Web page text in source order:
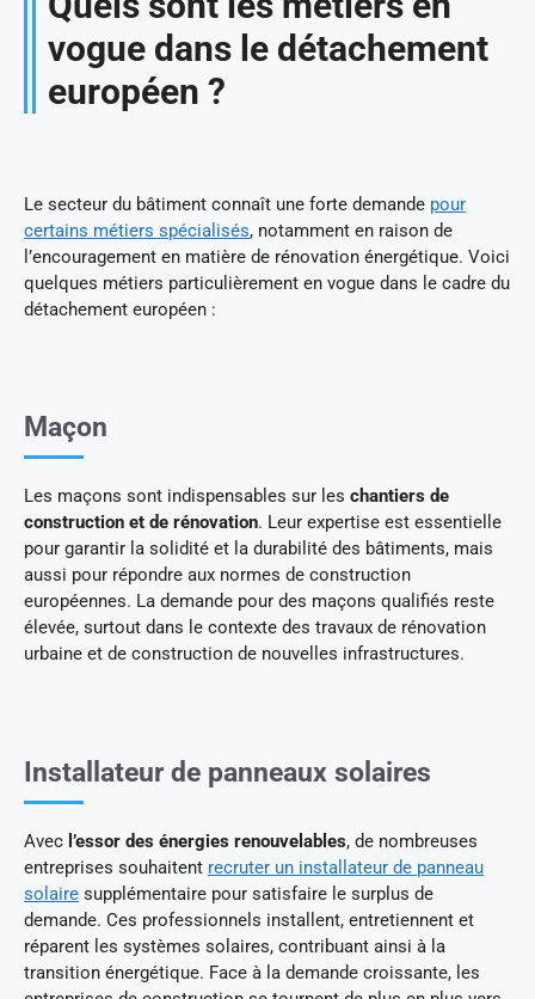
vogue dans le détachement
européen ?
Le secteur du bâtiment connaît une forte demande pour
certains métiers spécialisés, notamment en raison de
l’encouragement en matière de rénovation énergétique. Voici
quelques métiers particulièrement en vogue dans le cadre du
détachement européen :
Maçon
Les maçons sont indispensables sur les chantiers de
construction et de rénovation. Leur expertise est essentielle
pour garantir la solidité et la durabilité des bâtiments, mais
aussi pour répondre aux normes de construction
européennes. La demande pour des maçons qualifiés reste
élevée, surtout dans le contexte des travaux de rénovation
urbaine et de construction de nouvelles infrastructures.
Installateur de panneaux solaires
Avec l’essor des énergies renouvelables, de nombreuses
entreprises souhaitent recruter un installateur de panneau
solaire supplémentaire pour satisfaire le surplus de
demande. Ces professionnels installent, entretiennent et
réparent les systèmes solaires, contribuant ainsi à la
transition énergétique. Face à la demande croissante, les